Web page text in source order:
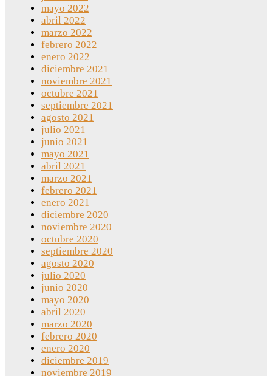
mayo 2022
abril 2022
marzo 2022
febrero 2022
enero 2022
diciembre 2021
noviembre 2021
octubre 2021
septiembre 2021
agosto 2021
julio 2021
junio 2021
mayo 2021
abril 2021
marzo 2021
febrero 2021
enero 2021
diciembre 2020
noviembre 2020
octubre 2020
septiembre 2020
agosto 2020
julio 2020
junio 2020
mayo 2020
abril 2020
marzo 2020
febrero 2020
enero 2020
diciembre 2019
noviembre 2019